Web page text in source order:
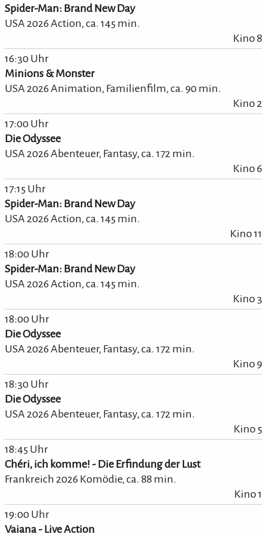
Spider-Man: Brand New Day
USA 2026 Action, ca. 145 min.
Kino 8
16:30 Uhr
Minions & Monster
USA 2026 Animation, Familienfilm, ca. 90 min.
Kino 2
17:00 Uhr
Die Odyssee
USA 2026 Abenteuer, Fantasy, ca. 172 min.
Kino 6
17:15 Uhr
Spider-Man: Brand New Day
USA 2026 Action, ca. 145 min.
Kino 11
18:00 Uhr
Spider-Man: Brand New Day
USA 2026 Action, ca. 145 min.
Kino 3
18:00 Uhr
Die Odyssee
USA 2026 Abenteuer, Fantasy, ca. 172 min.
Kino 9
18:30 Uhr
Die Odyssee
USA 2026 Abenteuer, Fantasy, ca. 172 min.
Kino 5
18:45 Uhr
Chéri, ich komme! - Die Erfindung der Lust
Frankreich 2026 Komödie, ca. 88 min.
Kino 1
19:00 Uhr
Vaiana - Live Action